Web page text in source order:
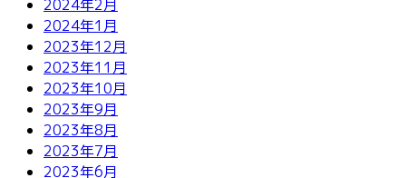
2024年2月
2024年1月
2023年12月
2023年11月
2023年10月
2023年9月
2023年8月
2023年7月
2023年6月